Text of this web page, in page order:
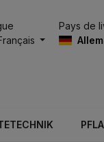
Pays de